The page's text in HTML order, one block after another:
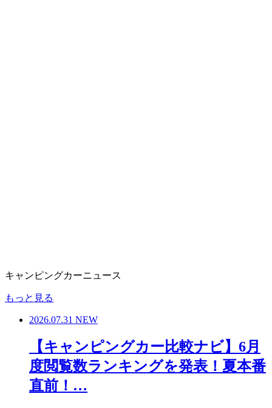
キャンピングカーニュース
もっと見る
2026.07.31 NEW
【キャンピングカー比較ナビ】6月
度閲覧数ランキングを発表！夏本番
直前！…